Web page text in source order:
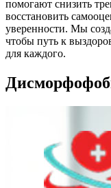
помогают снизить
восстановить
уверенности. Мы
чтобы путь к
для каждого.